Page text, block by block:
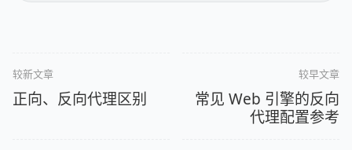
较新文章
正向、反向代理区别
较早文章
常见 Web 引擎的反向
代理配置参考